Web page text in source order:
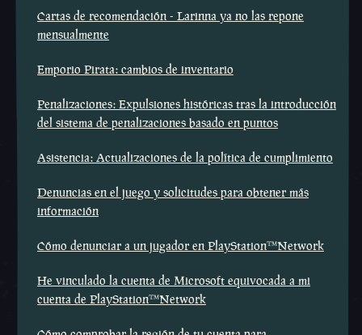
Cartas de recomendación - Larinna ya no las repone
mensualmente
Emporio Pirata: cambios de inventario
Penalizaciones: Expulsiones históricas tras la introducción
del sistema de penalizaciones basado en puntos
Asistencia: Actualizaciones de la política de cumplimiento
Denuncias en el juego y solicitudes para obtener más
información
Cómo denunciar a un jugador en PlayStation™Network
He vinculado la cuenta de Microsoft equivocada a mi
cuenta de PlayStation™Network